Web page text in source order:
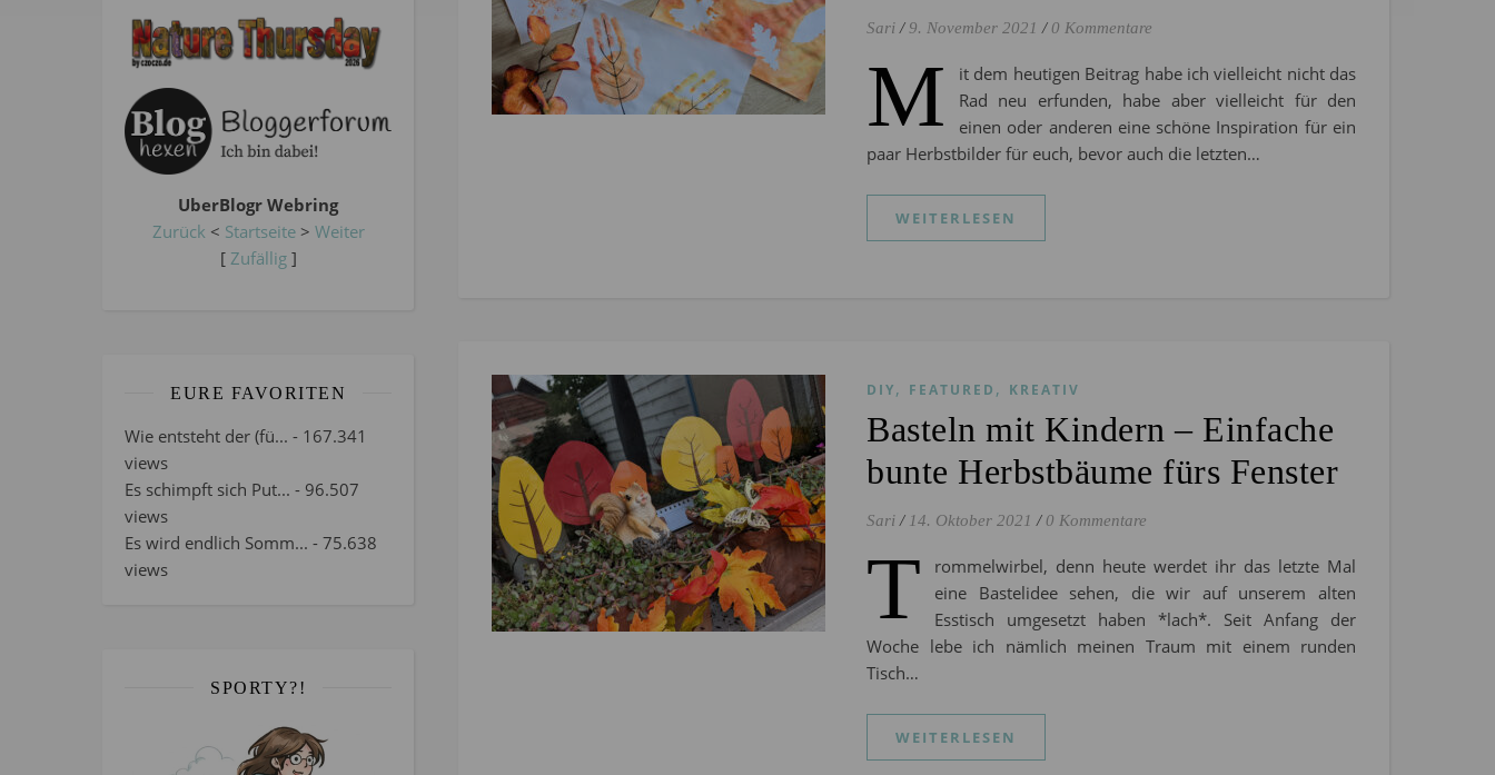
UberBlogr Webring
Zurück < Startseite> Weiter
[ Zufällig]
EURE FAVORITEN
Wie entsteht der (fü... - 167.341
views
Es schimpft sich Put... - 96.507
views
Es wird endlich Somm... - 75.638
views
SPORTY?!
Sari / 9. November 2021 / 0 Kommentare
M
it dem heutigen Beitrag habe ich vielleicht nicht das
Rad neu erfunden, habe aber vielleicht für den
einen oder anderen eine schöne Inspiration für ein
paar Herbstbilder für euch, bevor auch die letzten…
WEITERLESEN
DIY, FEATURED , KREATIV
Basteln mit Kindern – Einfache
bunte Herbstbäume fürs Fenster
Sari / 14. Oktober 2021 / 0 Kommentare
T
rommelwirbel, denn heute werdet ihr das letzte Mal
eine Bastelidee sehen, die wir auf unserem alten
Esstisch umgesetzt haben *lach*. Seit Anfang der
Woche lebe ich nämlich meinen Traum mit einem runden
Tisch…
WEITERLESEN